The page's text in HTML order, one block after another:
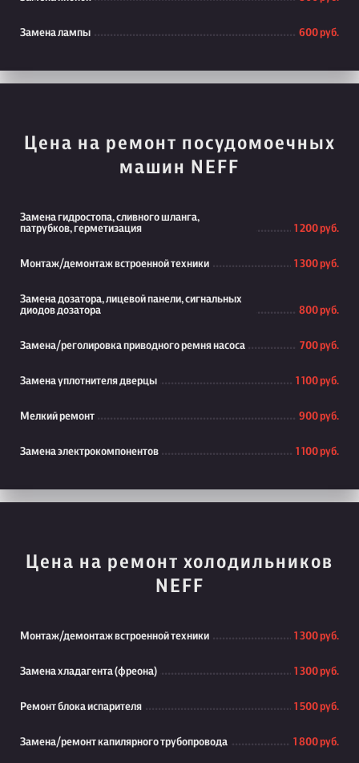
Замена лампы 600 руб.
Цена на ремонт посудомоечных
машин NEFF
Замена гидростопа, сливного шланга,
патрубков, герметизация
1 200 руб.
Монтаж/демонтаж встроенной техники 1 300 руб.
Замена дозатора, лицевой панели, сигнальных
диодов дозатора
800 руб.
Замена/реголировка приводного ремня насоса 700 руб.
Замена уплотнителя дверцы 1 100 руб.
Мелкий ремонт 900 руб.
Замена электрокомпонентов 1 100 руб.
Цена на ремонт холодильников
NEFF
Монтаж/демонтаж встроенной техники 1 300 руб.
Замена хладагента (фреона) 1 300 руб.
Ремонт блока испарителя 1 500 руб.
Замена/ремонт капилярного трубопровода 1 800 руб.